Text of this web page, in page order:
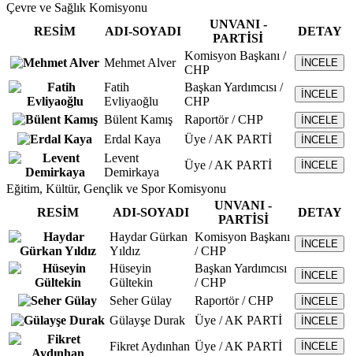
Çevre ve Sağlık Komisyonu
RESİM
ADI-SOYADI
UNVANI -
PARTİSİ
DETAY
Mehmet Alver
Komisyon Başkanı /
CHP
İNCELE
Fatih
Evliyaoğlu
Başkan Yardımcısı /
CHP
İNCELE
Bülent Kamış Raportör / CHP İNCELE
Erdal Kaya Üye / AK PARTİ İNCELE
Levent
Demirkaya
Üye / AK PARTİ İNCELE
Eğitim, Kültür, Gençlik ve Spor Komisyonu
RESİM
ADI-SOYADI
UNVANI -
PARTİSİ
DETAY
Haydar Gürkan
Yıldız
Komisyon Başkanı
/ CHP
İNCELE
Hüseyin
Gültekin
Başkan Yardımcısı
/ CHP
İNCELE
Seher Gülay Raportör / CHP İNCELE
Gülayşe Durak Üye / AK PARTİ İNCELE
Fikret Aydınhan Üye / AK PARTİ İNCELE